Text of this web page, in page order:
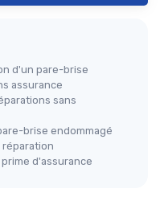
d'un pare-brise
assurance
sans
brise endommagé
d'assurance